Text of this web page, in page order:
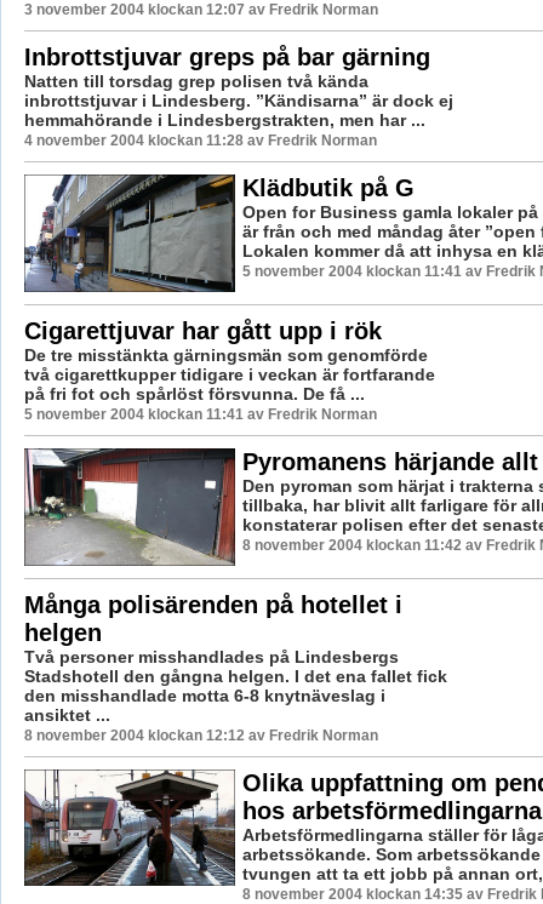
3 november 2004 klockan 12:07 av Fredrik Norman
Inbrottstjuvar greps på bar gärning
Natten till torsdag grep polisen två kända
inbrottstjuvar i Lindesberg. ”Kändisarna” är dock ej
hemmahörande i Lindesbergstrakten, men har ...
4 november 2004 klockan 11:28 av Fredrik Norman
Klädbutik på G
Open for Business gamla lokaler
är från och med måndag åter
Lokalen kommer då att inhysa en
5 november 2004 klockan 11:41 av Fredrik
Cigarettjuvar har gått upp i rök
De tre misstänkta gärningsmän som genomförde
två cigarettkupper tidigare i veckan är fortfarande
på fri fot och spårlöst försvunna. De få ...
5 november 2004 klockan 11:41 av Fredrik Norman
Pyromanens härjande
Den pyroman som härjat i trakterna
tillbaka, har blivit allt farligare för
konstaterar polisen efter det
8 november 2004 klockan 11:42 av Fredrik
Många polisärenden på hotellet i
helgen
Två personer misshandlades på Lindesbergs
Stadshotell den gångna helgen. I det ena fallet fick
den misshandlade motta 6-8 knytnäveslag i
ansiktet ...
8 november 2004 klockan 12:12 av Fredrik Norman
Olika uppfattning om
hos arbetsförmedlingarna
Arbetsförmedlingarna ställer för
arbetssökande. Som
tvungen att ta ett jobb på annan
8 november 2004 klockan 14:35 av Fredrik